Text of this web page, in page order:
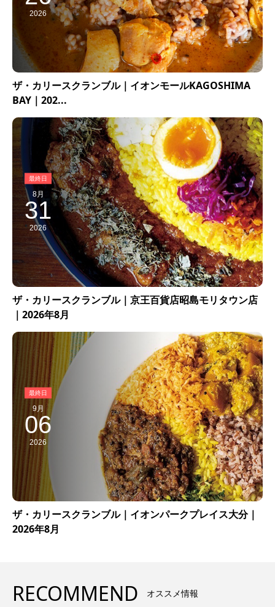
2026
ザ・カリースクランブル｜イオンモールKAGOSHIMA
BAY｜202...
8月
31
2026
ザ・カリースクランブル｜京王百貨店昭島モリタウン店
｜2026年8月
9月
06
2026
ザ・カリースクランブル｜イオンパークプレイス大分｜
2026年8月
RECOMMEND オススメ情報